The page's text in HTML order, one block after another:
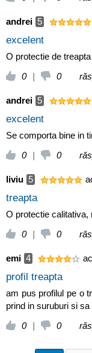
andrei 5
excelent
O protectie de
0
| 0
andrei 5
excelent
Se comporta bine in
0
| 0
liviu 5
treapta
O protectie calitativa,
0
| 0
emi 4
profil treapta
am pus profilul pe o
prind in suruburi si
0
| 0